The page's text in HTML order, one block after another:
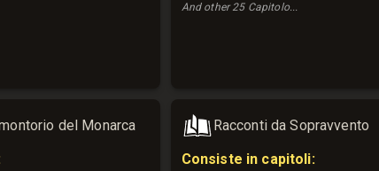
And other25 Capitolo...
del Monarca
Racconti da Sopravvento
Consiste in capitoli: